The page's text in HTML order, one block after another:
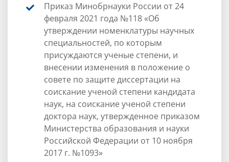
Приказ Минобрнауки России от 24
февраля 2021 года №118 «Об
утверждении номенклатуры научных
специальностей, по которым
присуждаются ученые степени, и
внесении изменения в положение о
совете по защите диссертации на
соискание ученой степени кандидата
наук, на соискание ученой степени
доктора наук, утвержденное приказом
Министерства образования и науки
Российской Федерации от 10 ноября
2017 г. №1093»